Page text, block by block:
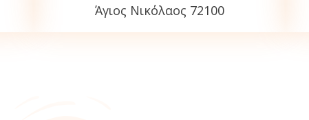
Άγιος Νικόλαος 72100